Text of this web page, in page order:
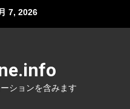
7, 2026
ションを含みます